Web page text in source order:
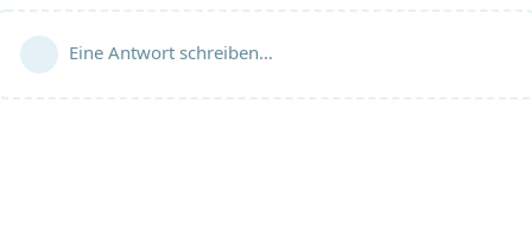
Eine Antwort schreiben…